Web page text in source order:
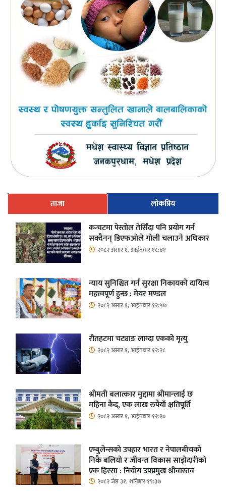
ताजा
लोकप्रिय
कन्चटमा पेस्तोल तेर्सिँदा पनि प्रयोग गर्न
सक्दैनन् डिएफओले गोली चलाउने अधिकार
२०८२ असार १, आईतवार १८:४१
न्याय सुनिश्चित गर्न सुरक्षा निकायको दायित्व
महत्त्वपूर्ण हुन्छ : मेयर मण्डल
२०८२ असार १, आईतवार १२:५७
रौतहटमा चट्याङ लाग्दा एककोे मृत्यु
२०८२ असार १, आईतवार १२:२८
श्रीमती बलात्कार मुद्दामा श्रीमान्लाई छ
महिना कैद, एक लाख रुपैयाँ क्षतिपूर्ति
२०८२ असार १, आईतवार १२:२०
एम्बुलेन्सको उपहार भारत र नेपालबीचको
निकै बलियो र जीवन्त विकास साझेदारीको
एक हिस्सा : नियोग उपप्रमुख श्रीवास्तव
२०८२ जेष्ठ ३१, शनिबार १९:३७